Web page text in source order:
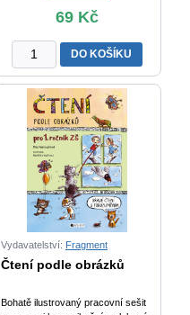
69 Kč
Matýskova
matematika,
4.
počítání
přechodem
přes
učebnice
DO KOŠÍKU
Vydavatelství: Fragment
Čtení podle obrázků
Bohatě ilustrovaný pracovní sešit